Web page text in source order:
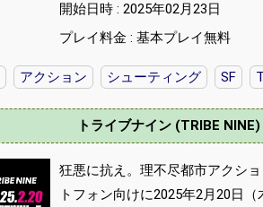
開始日時 : 2025年02月23日
プレイ料金 : 基本プレイ無料
アクション シューティング SF
トライブナイン (TRIBE NINE)
狂悪に抗え。理不尽都市アクシ
トフォン向けに2025年2月20日